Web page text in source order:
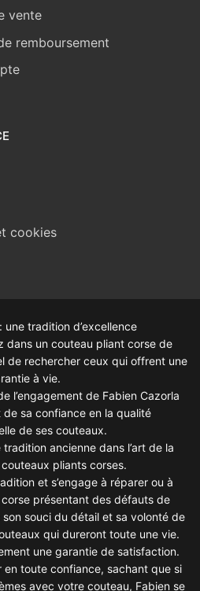
vente
remboursement
cookies
une tradition d’excellence
dans un couteau pliant corse de
de rechercher ceux qui offrent une
à vie.
l’engagement de Fabien Cazorla
sa confiance en la qualité
de ses couteaux.
ancienne dans l’art de la
pliants corses.
et s’engage à réparer ou à
présentant des défauts de
souci du détail et sa volonté de
qui dureront toute une vie.
une garantie de satisfaction.
en toute confiance, sachant que si
avec votre couteau, Fabien se